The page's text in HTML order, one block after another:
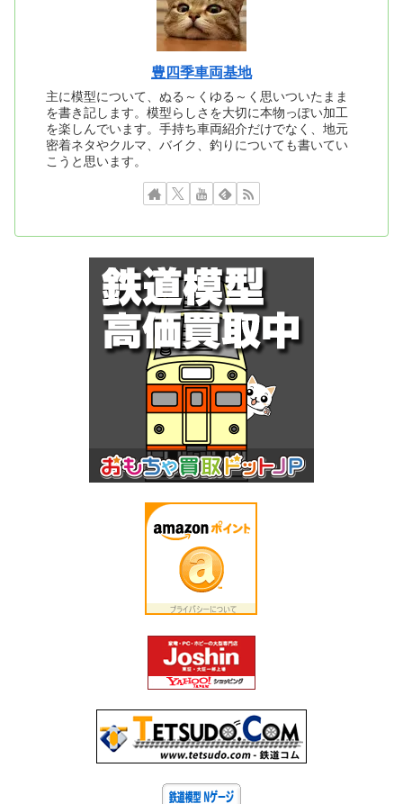
豊四季車両基地
主に模型について、ぬる～くゆる～く思いついたまま
を書き記します。模型らしさを大切に本物っぽい加工
を楽しんでいます。手持ち車両紹介だけでなく、地元
密着ネタやクルマ、バイク、釣りについても書いてい
こうと思います。